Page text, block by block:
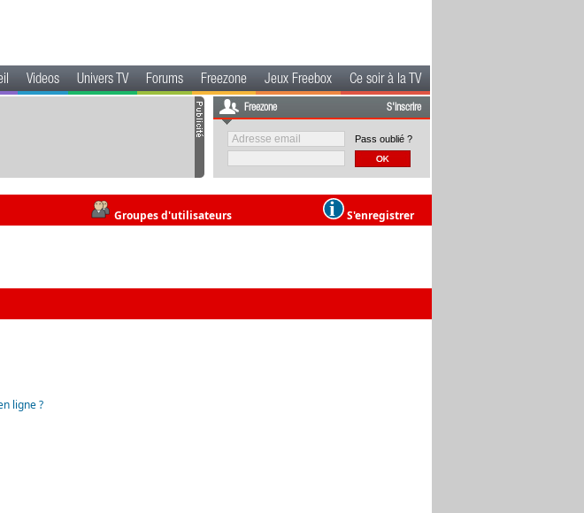
Videos Univers TV Forums Freezone Jeux Freebox Ce soir à la TV
Freezone S'inscrire
Pass oublié ?
Groupes d'utilisateurs S'enregistrer
ligne ?